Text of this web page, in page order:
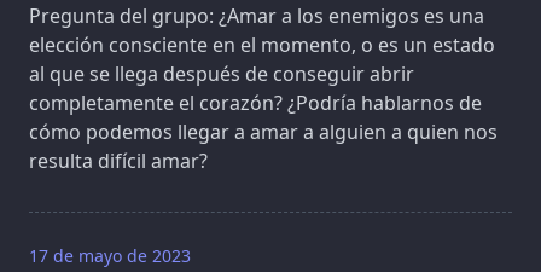
Pregunta del grupo: ¿Amar a los enemigos es una
elección consciente en el momento, o es un estado
al que se llega después de conseguir abrir
completamente el corazón? ¿Podría hablarnos de
cómo podemos llegar a amar a alguien a quien nos
resulta difícil amar?
17 de mayo de 2023